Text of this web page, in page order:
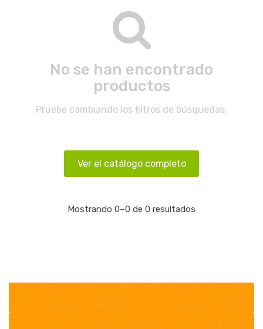
No se han encontrado
productos
Pruebe cambiando los filtros de búsquedas.
Ver el catálogo completo
Mostrando 0–0 de 0 resultados